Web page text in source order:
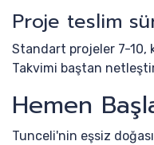
Proje teslim
Standart projeler 7-10,
Takvimi baştan
Hemen
Tunceli'nin eşsiz